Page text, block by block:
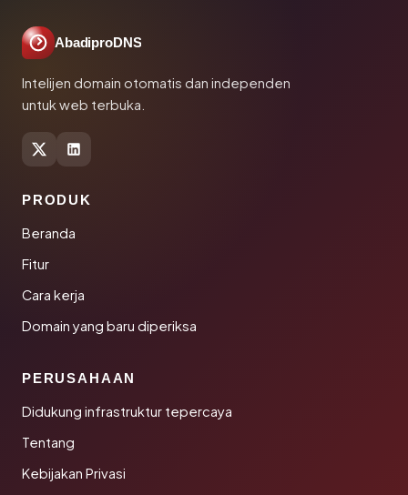
AbadiproDNS
Intelijen domain otomatis dan independen
untuk web terbuka.
PRODUK
Beranda
Fitur
Cara kerja
Domain yang baru diperiksa
PERUSAHAAN
Didukung infrastruktur tepercaya
Tentang
Kebijakan Privasi